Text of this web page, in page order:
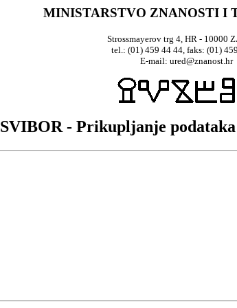
MINISTARSTVO ZNANOSTI I
Strossmayerov trg 4, HR - 10000
tel.: (01) 459 44 44, faks: (01)
E-mail: ured@znanost.hr
SVIBOR - Prikupljanje